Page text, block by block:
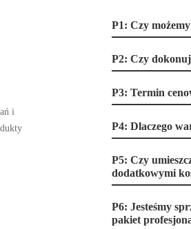
i
P1: Czy
P2: Czy
P3: Termin
P4: Dlaczego
P5: Czy
dodatkowymi
P6: Jesteśmy
pakiet